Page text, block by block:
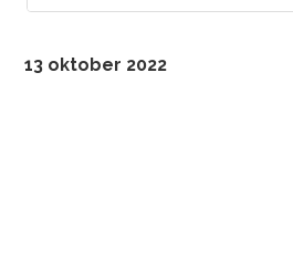
13 oktober 2022